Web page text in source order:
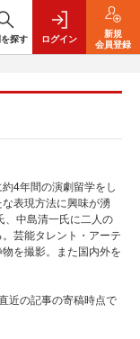
探す ログイン
新規
会員登録
4年間の演劇留学をし
表現方法に興味が湧
、中島清一氏に二人の
芸能タレント・アーテ
を撮影。また国内外を
近の記事の寄稿時点で